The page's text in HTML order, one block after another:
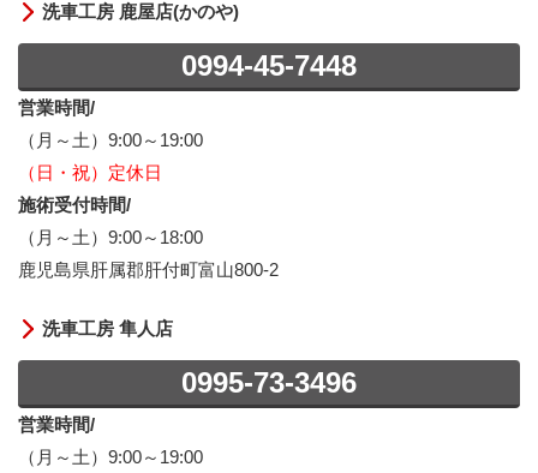
洗車工房 鹿屋店(かのや)
0994-45-7448
営業時間/
（月～土）9:00～19:00
（日・祝）定休日
施術受付時間/
（月～土）9:00～18:00
鹿児島県肝属郡肝付町富山800-2
洗車工房 隼人店
0995-73-3496
営業時間/
（月～土）9:00～19:00